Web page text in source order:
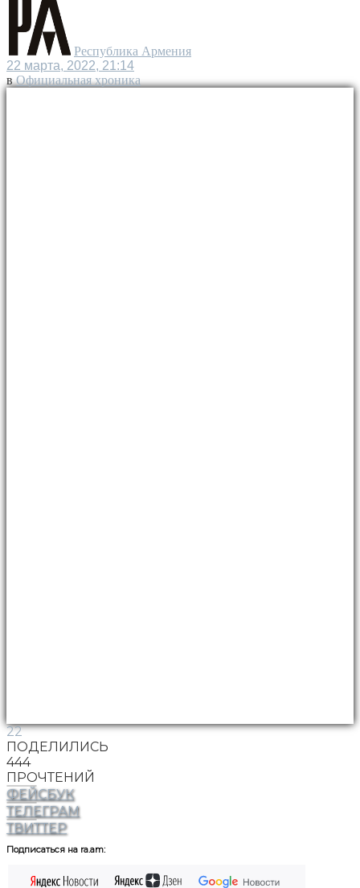
Республика Армения
22 марта, 2022, 21:14
в Официальная хроника
22
ПОДЕЛИЛИСЬ
444
ПРОЧТЕНИЙ
ФЕЙСБУК
ТЕЛЕГРАМ
ТВИТТЕР
Подписаться на ra.am: